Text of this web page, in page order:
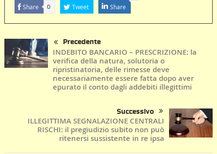
Share 0 Tweet Share
Precedente
INDEBITO BANCARIO – PRESCRIZIONE: la
verifica della natura, solutoria o
ripristinatoria, delle rimesse deve
necessariamente essere fatta dopo aver
epurato il conto dagli addebiti illegittimi
Successivo
ILLEGITTIMA SEGNALAZIONE CENTRALI
RISCHI: il pregiudizio subito non può
ritenersi sussistente in re ipsa